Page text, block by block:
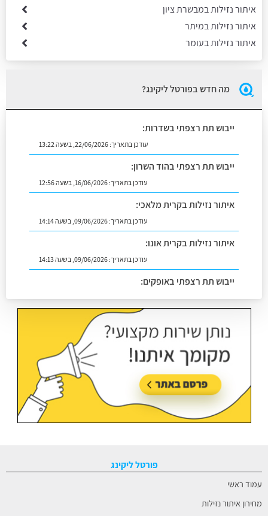
איתור נזילות במבשרת ציון
איתור נזילות במיתר
איתור נזילות בעומר
מה חדש בפורטל ליקינג?
ייבוש תת רצפתי בשדרות:
עודכן בתאריך:22/06/2026, בשעה 13:22
ייבוש תת רצפתי בהוד השרון:
עודכן בתאריך:16/06/2026, בשעה 12:56
איתור נזילות בקרית מלאכי:
עודכן בתאריך:09/06/2026, בשעה 14:14
איתור נזילות בקרית אונו:
עודכן בתאריך:09/06/2026, בשעה 14:13
ייבוש תת רצפתי באופקים:
עודכן בתאריך:02/07/2026, בשעה 14:06
פורטל ליקינג
עמוד ראשי
מחירון איתור נזילות